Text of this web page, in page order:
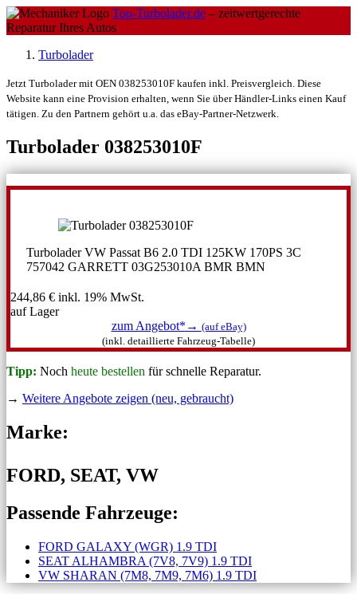
Top-Turbolader.de – zeitwertgerechte
Reparatur Ihres Autos
Turbolader
Jetzt Turbolader mit OEN 038253010F kaufen inkl. Preisvergleich. Diese
Website kann eine Provision erhalten, wenn Sie über Händler-Links einen Kauf
tätigen. Zu den Partnern gehört u.a. das eBay-Partner-Netzwerk.
Turbolader 038253010F
Turbolader VW Passat B6 2.0 TDI 125KW 170PS 3C
757042 GARRETT 03G253010A BMR BMN
244,86 € inkl. 19% MwSt.
auf Lager
zum Angebot*→ (auf eBay)
(inkl. detaillierte Fahrzeug-Tabelle)
Tipp: Noch heute bestellen für schnelle Reparatur.
→ Weitere Angebote zeigen (neu, gebraucht)
Marke:
FORD, SEAT, VW
Passende Fahrzeuge:
FORD GALAXY (WGR) 1.9 TDI
SEAT ALHAMBRA (7V8, 7V9) 1.9 TDI
VW SHARAN (7M8, 7M9, 7M6) 1.9 TDI